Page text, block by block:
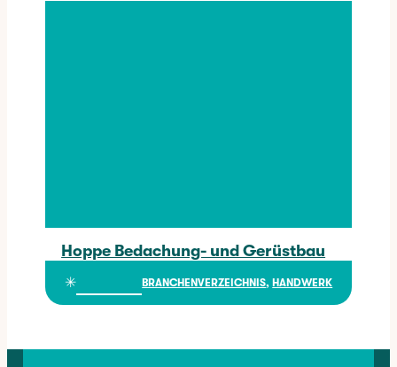
Hoppe Bedachung- und Gerüstbau
Hoppe Bedachung- und Gerüstbau
✳︎
BRANCHENVERZEICHNIS, HANDWERK